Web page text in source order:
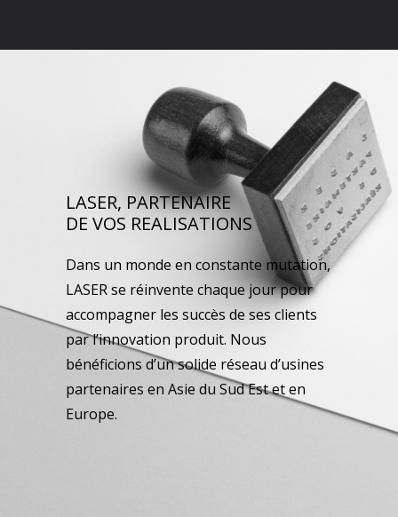
LASER, PARTENAIRE
DE VOS REALISATIONS
Dans un monde en constante mutation,
LASER se réinvente chaque jour pour
accompagner les succès de ses clients
par l’innovation produit. Nous
bénéficions d’un solide réseau d’usines
partenaires en Asie du Sud Est et en
Europe.